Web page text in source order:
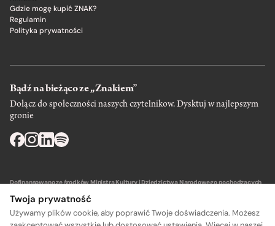
Gdzie mogę kupić ZNAK?
Regulamin
Polityka prywatności
Bądź na bieżąco ze „Znakiem”
Dołącz do społeczności naszych czytelnikow. Dysktuj w najlepszym
gronie
Dofinansowano ze środków Ministra Kultury i Dziedzictwa Narodowego pochodzących
Twoja prywatność
Używamy plików cookie, aby poprawić Twoje doświadczenia. Możesz